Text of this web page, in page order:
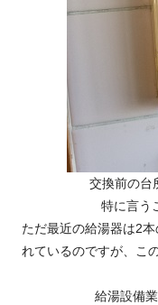
交換前の台
特に言う
ただ最近の給湯器は2
れているのですが、こ
給湯設備